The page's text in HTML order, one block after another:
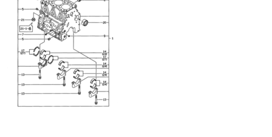
31 26106-060162
BOLT, M6X 16 PLATED
977770-01212 ПРОКЛАДОЧНЫЙ ГЕРМЕТИК
GASKET, LIQUID